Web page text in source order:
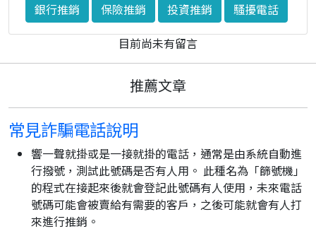
銀行推銷
保險推銷 投資推銷
騷擾電話
目前尚未有留言
推薦文章
常見詐騙電話說明
響一聲就掛或是一接就掛的電話，通常是由系統自動進
行撥號，測試此號碼是否有人用。 此種名為「篩號機」
的程式在接起來後就會登記此號碼有人使用，未來電話
號碼可能會被賣給有需要的客戶，之後可能就會有人打
來進行推銷。